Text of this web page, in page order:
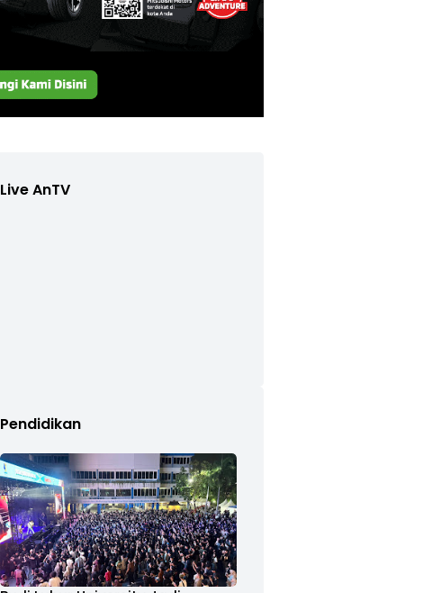
Live AnTV
Pendidikan